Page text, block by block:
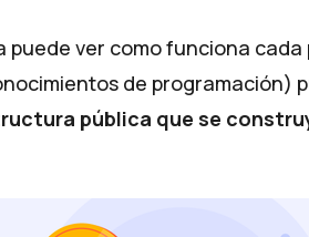
ver como funciona cada
de programación)
pública que se